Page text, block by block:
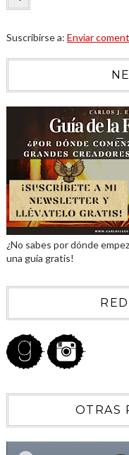
Suscribirse a: Enviar
¿No sabes por dónde
una guía gratis!
OTRAS